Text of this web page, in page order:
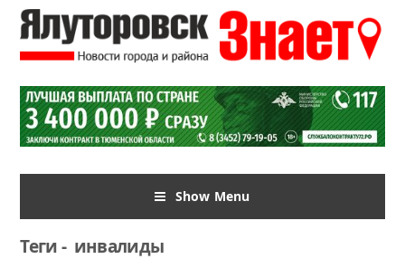
Show Menu
Теги-инвалиды